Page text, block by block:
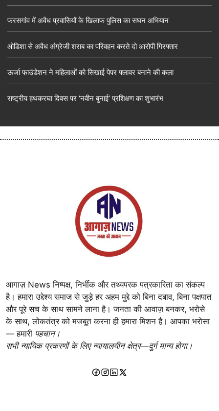
फरसगांव में अवैध प्रवासियों के खिलाफ पुलिस का सघन अभियान
ओडिशा से अवैध अंग्रेजी शराब का परिवहन करते दो आरोपी गिरफ्तार
ऊर्जा फाउंडेशन ने महिलाओं को सिखाई पेपर फ्लावर बनाने की कला
राष्ट्रीय हथकरघा दिवस पर ‘नवीन बुनाई’ प्रशिक्षण का शुभारंभ
आगाज़ News निष्पक्ष, निर्भीक और तथ्यपरक पत्रकारिता का संकल्प
है। हमारा उद्देश्य समाज से जुड़े हर अहम मुद्दे को बिना दबाव, बिना पक्षपात
और पूरे सच के साथ सामने लाना है। जनता की आवाज़ बनकर, भरोसे
के साथ, लोकतंत्र को मजबूत करना ही हमारा मिशन है। आपका भरोसा
— हमारी पहचान।
सभी न्यायिक प्रकरणों के लिए न्यायालयीन क्षेत्र—दुर्ग मान्य होगा।